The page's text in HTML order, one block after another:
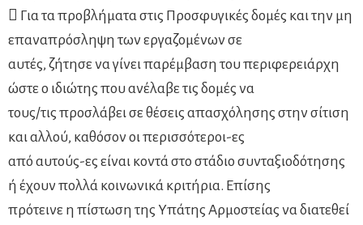
 Για τα προβλήματα στις Προσφυγικές δομές και την μη
επαναπρόσληψη των εργαζομένων σε
αυτές, ζήτησε να γίνει παρέμβαση του περιφερειάρχη
ώστε ο ιδιώτης που ανέλαβε τις δομές να
τους/τις προσλάβει σε θέσεις απασχόλησης στην σίτιση
και αλλού, καθόσον οι περισσότεροι-ες
από αυτούς-ες είναι κοντά στο στάδιο συνταξιοδότησης
ή έχουν πολλά κοινωνικά κριτήρια. Επίσης
πρότεινε η πίστωση της Υπάτης Αρμοστείας να διατεθεί